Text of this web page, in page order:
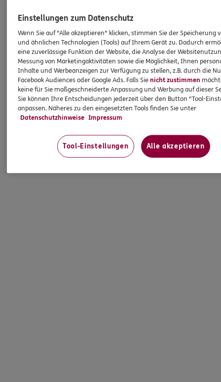
Einstellungen zum Datenschutz
Wenn Sie auf "Alle akzeptieren" klicken, stimmen Sie der Speicherung
und ähnlichen Technologien (Tools) auf Ihrem Gerät zu. Dadurch
eine zuverlässige Funktion der Website, die Analyse der
Messung von Marketingaktivitäten sowie die Möglichkeit, Ihnen
Inhalte und Werbeanzeigen zur Verfügung zu stellen, z.B. durch die
Facebook Audiences oder Google Ads. Falls Sienicht zustimmen
keine für Sie maßgeschneiderte Anpassung und Werbung auf dieser
Sie können Ihre Entscheidungen jederzeit über den Button "Tool-
anpassen. Näheres zu den eingesetzten Tools finden Sie unter
Datenschutzhinweise Impressum
Tool-Einstellungen Alle akzeptieren